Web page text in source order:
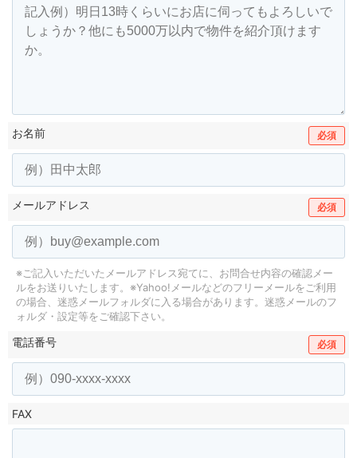
お名前 必須
メールアドレス 必須
※ご記入いただいたメールアドレス宛てに、お問合せ内容の確認メー
ルをお送りいたします。 ※Yahoo!メールなどのフリーメールをご利用
の場合、迷惑メールフォルダに入る場合があります。 迷惑メールのフ
ォルダ・設定等をご確認下さい。
電話番号 必須
FAX